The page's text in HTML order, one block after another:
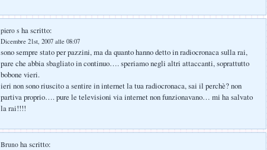
piero s ha scritto:
Dicembre 21st, 2007 alle 08:07
sono sempre stato per pazzini, ma da quanto hanno detto in radiocronaca sulla rai,
pare che abbia sbagliato in continuo…. speriamo negli altri attaccanti, soprattutto
bobone vieri.
ieri non sono riuscito a sentire in internet la tua radiocronaca, sai il perchè? non
partiva proprio…. pure le televisioni via internet non funzionavano… mi ha salvato
la rai!!!!
Bruno ha scritto: